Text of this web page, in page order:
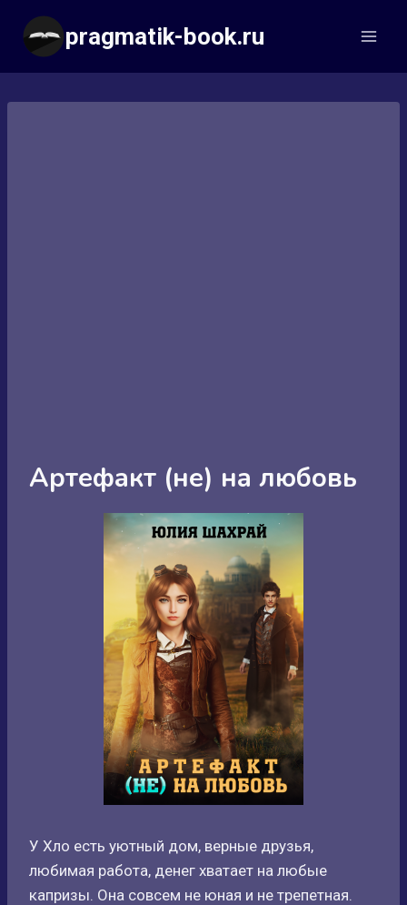
Перейти
содержимому
pragmatik-book.ru
Артефакт (не) на любовь
У Хло есть уютный дом, верные друзья,
любимая работа, денег хватает на любые
капризы. Она совсем не юная и не трепетная.